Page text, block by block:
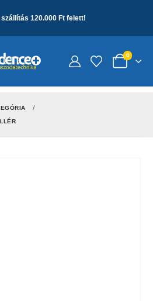
szállítás 120.000 Ft felett!
0